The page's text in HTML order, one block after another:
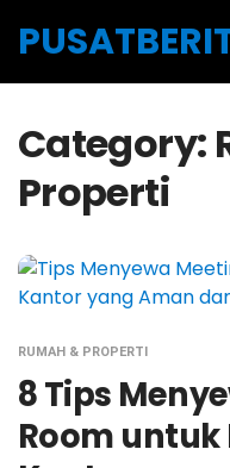
Category:
Properti
RUMAH & PROPERTI
8 Tips
Room